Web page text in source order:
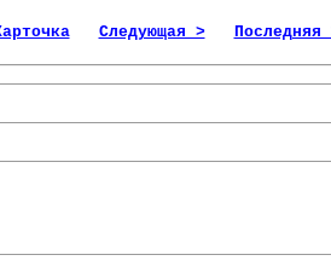
Следующая > Последняя